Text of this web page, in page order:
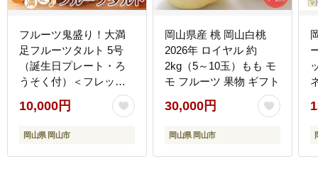
フルーツ鬼盛り！大満
足フルーツタルト 5号
（誕生日プレート・ろ
うそく付）＜フレッシ
ュタルトのお店STYLE
＞
10,000円
岡山県 岡山市
岡山県産 桃 岡山白桃
2026年 ロイヤル 約
2kg（5～10玉）もも モ
モ フルーツ 果物 ギフト
30,000円
岡山県 岡山市